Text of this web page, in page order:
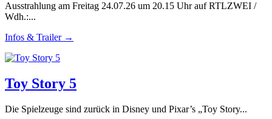
Ausstrahlung am Freitag 24.07.26 um 20.15 Uhr auf RTLZWEI /
Wdh.:...
Infos & Trailer →
Toy Story 5
Die Spielzeuge sind zurück in Disney und Pixar’s „Toy Story...